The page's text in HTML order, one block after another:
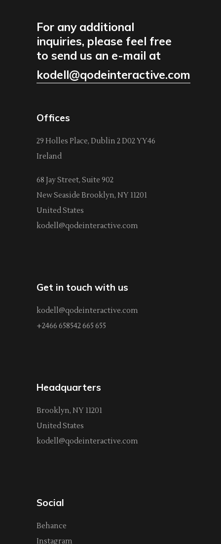
For any additional
inquiries, please feel free
to send us an e-mail at
kodell@qodeinteractive.com
Offices
29 Holles Place, Dublin 2 D02 YY46
Ireland
68 Jay Street, Suite 902
New Seaside Brooklyn, NY 11201
United States
kodell@qodeinteractive.com
Get in touch with us
kodell@qodeinteractive.com
+2466 658542 665 655
Headquarters
Brooklyn, NY 11201
United States
kodell@qodeinteractive.com
Social
Behance
Instagram